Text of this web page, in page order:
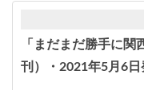
「まだまだ勝手に
刊）・2021年5月6日